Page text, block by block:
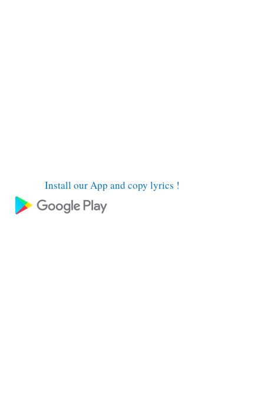
Install our App and copy lyrics !